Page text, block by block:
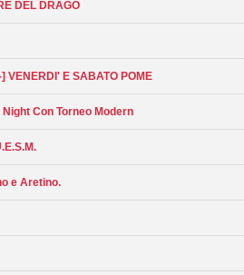
DEL DRAGO
E SABATO POME
Con Torneo Modern
e Aretino.